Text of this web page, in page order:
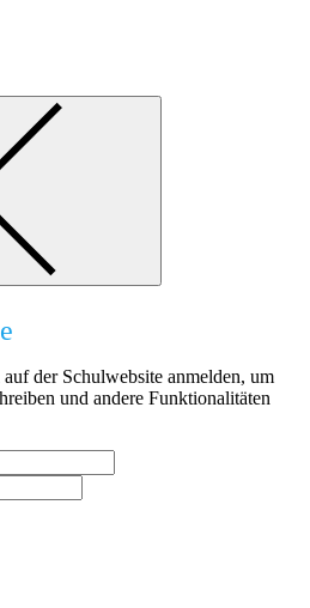
der Schulwebsite anmelden, um
und andere Funktionalitäten